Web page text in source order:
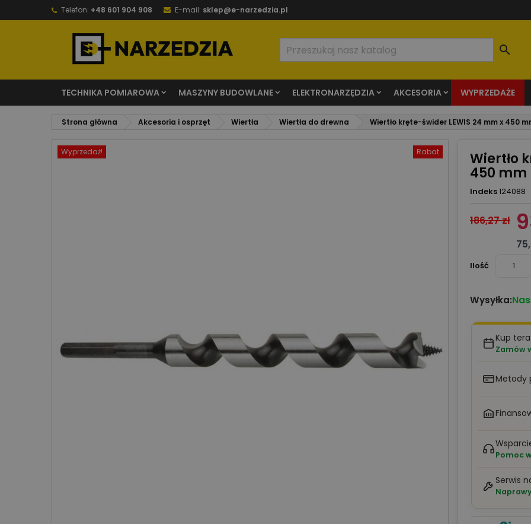
Telefon: +48 601 904 908 E-mail: sklep@e-narzedzia.pl

TECHNIKA POMIAROWA MASZYNY BUDOWLANE ELEKTRONARZĘDZIA AKCESORIA WYPRZEDAŻE
Strona główna Akcesoria i osprzęt Wiertła Wiertła do drewna Wiertło kręte-świder LEWIS 24 mm x 450
Wyprzedaż! Rabat Wiertło
450 mm
Indeks124088
186,27 zł
Ilość
Wysyłka:
Kup
Zamów
Metody
Pomoc
Serwis